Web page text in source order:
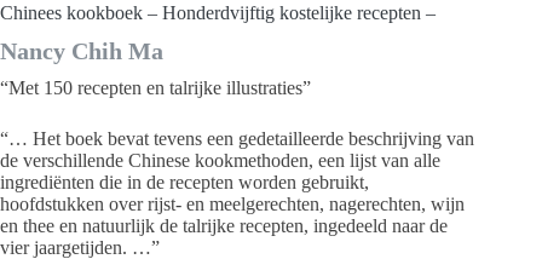
Chinees kookboek – Honderdvijftig kostelijke recepten –
Nancy Chih Ma
“Met 150 recepten en talrijke illustraties”
“… Het boek bevat tevens een gedetailleerde beschrijving van
de verschillende Chinese kookmethoden, een lijst van alle
ingrediënten die in de recepten worden gebruikt,
hoofdstukken over rijst- en meelgerechten, nagerechten, wijn
en thee en natuurlijk de talrijke recepten, ingedeeld naar de
vier jaargetijden. …”